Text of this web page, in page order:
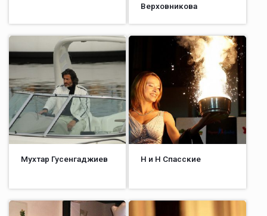
Верховникова
Мухтар Гусенгаджиев Н и Н Спасские